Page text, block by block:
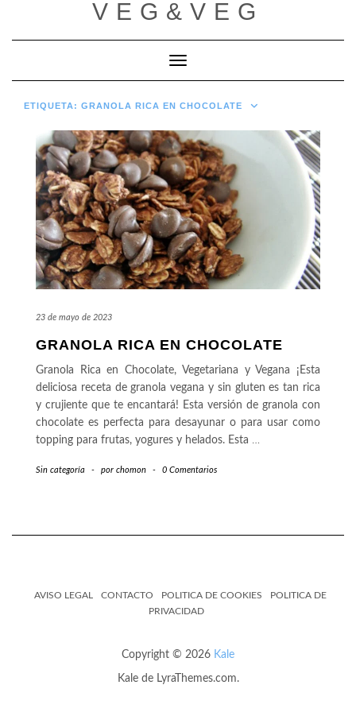
contenido
VEG&VEG
Cambiar modo de navegación
ETIQUETA: GRANOLA RICA EN CHOCOLATE
23 de mayo de 2023
GRANOLA RICA EN CHOCOLATE
Granola Rica en Chocolate, Vegetariana y Vegana ¡Esta
deliciosa receta de granola vegana y sin gluten es tan rica
y crujiente que te encantará! Esta versión de granola con
chocolate es perfecta para desayunar o para usar como
topping para frutas, yogures y helados. Esta …
Sin categoría - por chomon - 0 Comentarios
AVISO LEGAL CONTACTO POLITICA DE COOKIES
POLITICA DE
PRIVACIDAD
Copyright © 2026 Kale
Kalede LyraThemes.com.